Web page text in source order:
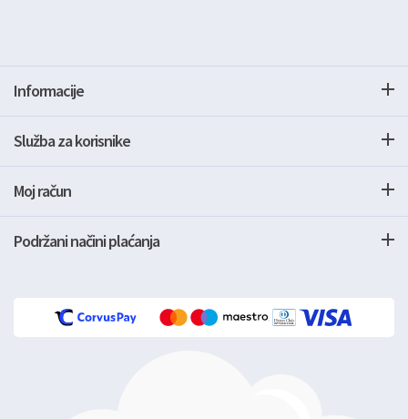
Informacije
Služba za korisnike
Moj račun
Podržani načini plaćanja